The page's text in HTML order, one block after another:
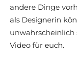
andere Dinge
als Designerin
unwahrscheinlich
Video für euch.